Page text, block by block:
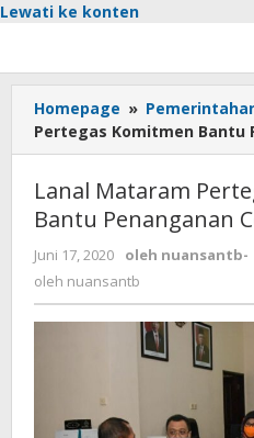
Lewati ke konten
Homepage »
Pertegas Komitmen Bantu
Lanal Mataram
Bantu Penanganan
Juni 17, 2020 oleh nuansantb-
oleh nuansantb